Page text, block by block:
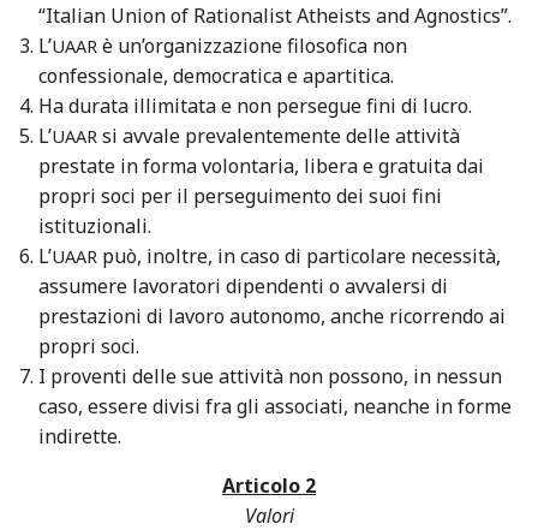
“Italian Union of Rationalist Atheists and Agnostics”.
L’UAAR è un’organizzazione filosofica non
confessionale, democratica e apartitica.
Ha durata illimitata e non persegue fini di lucro.
L’UAAR si avvale prevalentemente delle attività
prestate in forma volontaria, libera e gratuita dai
propri soci per il perseguimento dei suoi fini
istituzionali.
L’UAAR può, inoltre, in caso di particolare necessità,
assumere lavoratori dipendenti o avvalersi di
prestazioni di lavoro autonomo, anche ricorrendo ai
propri soci.
I proventi delle sue attività non possono, in nessun
caso, essere divisi fra gli associati, neanche in forme
indirette.
Articolo 2
Valori